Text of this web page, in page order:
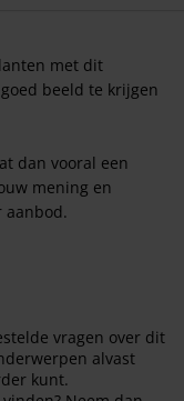
met dit
beeld te krijgen
dan vooral een
mening en
aanbod.
vragen over dit
alvast
kunt.